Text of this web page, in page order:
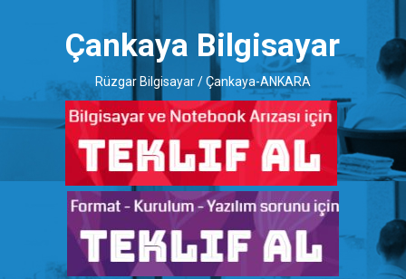
Çankaya Bilgisayar
Rüzgar Bilgisayar / Çankaya-ANKARA